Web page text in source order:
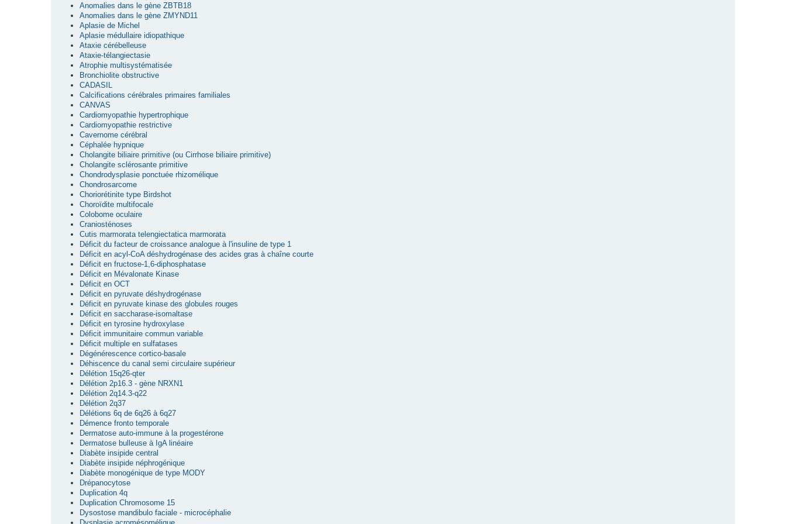
Anomalies dans le gène ZBTB18
Anomalies dans le gène ZMYND11
Aplasie de Michel
Aplasie médullaire idiopathique
Ataxie cérébelleuse
Ataxie-télangiectasie
Atrophie multisystématisée
Bronchiolite obstructive
CADASIL
Calcifications cérébrales primaires familiales
CANVAS
Cardiomyopathie hypertrophique
Cardiomyopathie restrictive
Cavernome cérébral
Céphalée hypnique
Cholangite biliaire primitive (ou Cirrhose biliaire primitive)
Cholangite sclérosante primitive
Chondrodysplasie ponctuée rhizomélique
Chondrosarcome
Choriorétinite type Birdshot
Choroïdite multifocale
Colobome oculaire
Craniosténoses
Cutis marmorata telengiectatica marmorata
Déficit du facteur de croissance analogue à l'insuline de type 1
Déficit en acyl-CoA déshydrogénase des acides gras à chaîne courte
Déficit en fructose-1,6-diphosphatase
Déficit en Mévalonate Kinase
Déficit en OCT
Déficit en pyruvate déshydrogénase
Déficit en pyruvate kinase des globules rouges
Déficit en saccharase-isomaltase
Déficit en tyrosine hydroxylase
Déficit immunitaire commun variable
Déficit multiple en sulfatases
Dégénérescence cortico-basale
Déhiscence du canal semi circulaire supérieur
Délétion 15q26-qter
Délétion 2p16.3 - gène NRXN1
Délétion 2q14.3-q22
Délétion 2q37
Délétions 6q de 6q26 à 6q27
Démence fronto temporale
Dermatose auto-immune à la progestérone
Dermatose bulleuse à IgA linéaire
Diabète insipide central
Diabète insipide néphrogénique
Diabète monogénique de type MODY
Drépanocytose
Duplication 4q
Duplication Chromosome 15
Dysostose mandibulo faciale - microcéphalie